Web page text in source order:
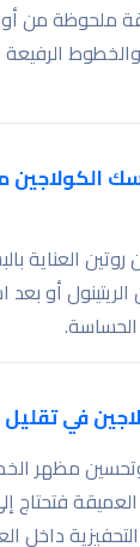
ملحوظة من
الرفيعة
العناية
أو بعد
الحساسة.
في تقليل
مظهر
فتحتاج
داخل